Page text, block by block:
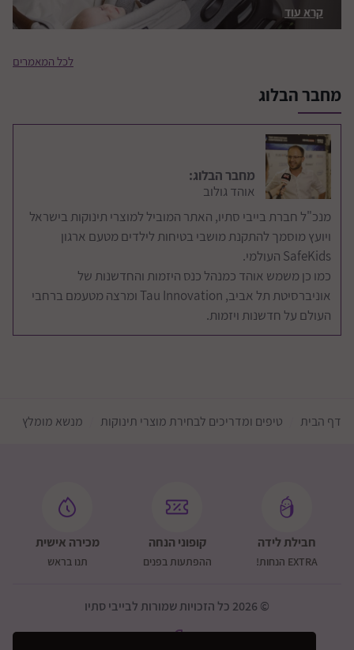
קרא עוד
הוראות לשהייה ברכב
זמן רעידת אדמה
קרא עוד
לכל המאמרים
מחבר הבלוג
מחבר הבלוג:
אוהד גולוב
מנכ"ל חברת בייבי סתיו, האתר המוביל למוצרי תינוקות בישראל
ויועץ מוסמך להתקנת מושבי בטיחות לילדים מטעם ארגון
SafeKids העולמי.
כמו כן משמש אוהד כמנהל כנס היזמות והחדשנות של
אוניברסיטת תל אביב, Tau Innovation ומרצה מטעמם ברחבי
העולם על חדשנות ויזמות.
דף הבית טיפים ומדריכים לבחירת מוצרי תינוקות מנשא מומלץ
חבילת לידה
EXTRA הנחות!
קופוני הנחה
ההפתעות בפנים
מכירה אישית
תנו בראש
© 2026 כל הזכויות שמורות לבייבי סתיו